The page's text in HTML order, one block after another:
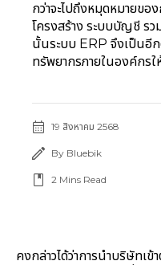
กว่าจะไปถึงหมุดหมายข
โครงสร้าง ระบบบัญชี ร
นั้นระบบ ERP จึงเป็นอีก
ทรัพยากรภายในองค์กร
19 สิงหาคม 2568
By Bluebik
2 Mins Read
คงกล่าวได้ว่าการนำบริษัทเ